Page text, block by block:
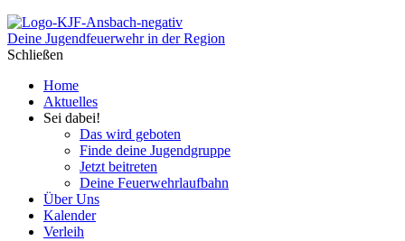
Deine Jugendfeuerwehr in der Region
Schließen
Home
Aktuelles
Sei dabei!
Das wird geboten
Finde deine Jugendgruppe
Jetzt beitreten
Deine Feuerwehrlaufbahn
Über Uns
Kalender
Verleih